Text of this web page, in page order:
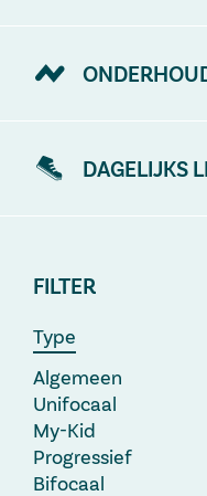
DAGELIJKS
FILTER
Type
Algemeen
Unifocaal
My-Kid
Progressief
Bifocaal